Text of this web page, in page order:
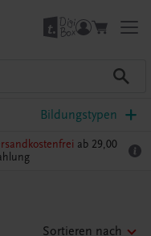
Bildungstypen
ab 29,00
Sortieren nach